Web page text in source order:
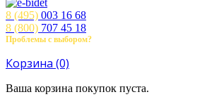
8 (495) 003 16 68
8 (800) 707 45 18
Проблемы с выбором?
Корзина (0)
Ваша корзина покупок пуста.